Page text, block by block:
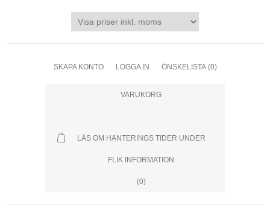
SKAPA KONTO LOGGA IN ÖNSKELISTA (0)
VARUKORG
LÄS OM HANTERINGS TIDER UNDER
FLIK INFORMATION
(0)